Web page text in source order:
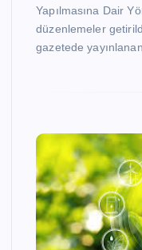
Yapılmasına Dair
düzenlemeler
gazetede